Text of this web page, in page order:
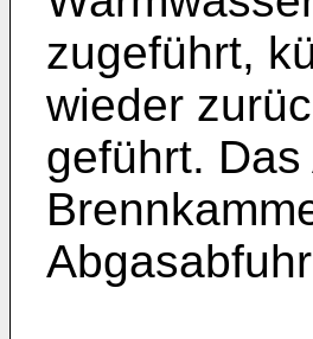
zugeführt,
wieder
geführt.